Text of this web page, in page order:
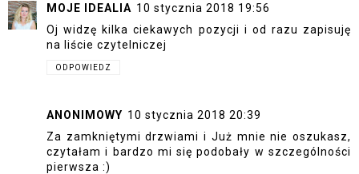
MOJE IDEALIA 10 stycznia 2018 19:56
Oj widzę kilka ciekawych pozycji i od razu zapisuję
na liście czytelniczej
ODPOWIEDZ
ANONIMOWY 10 stycznia 2018 20:39
Za zamkniętymi drzwiami i Już mnie nie oszukasz,
czytałam i bardzo mi się podobały w szczególności
pierwsza :)